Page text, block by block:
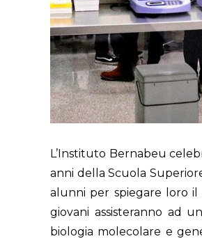
L’Instituto Bernabeu
anni della Scuola
alunni per spiegare loro il
giovani assisteranno ad
biologia molecolare e